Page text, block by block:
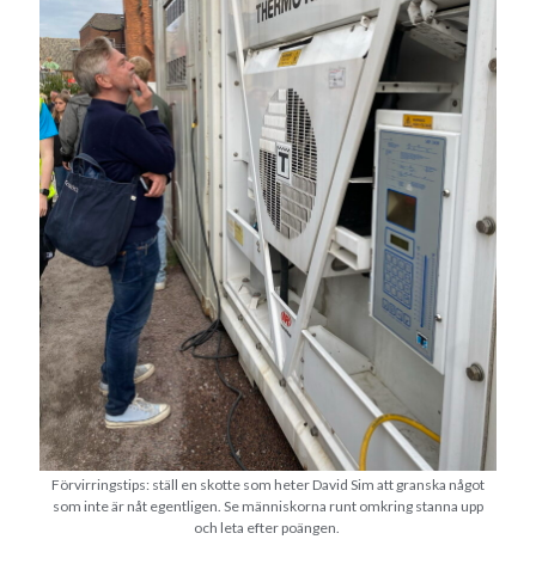
Pejpalla!
Swish: 070-8885542
Förvirringstips: ställ en skotte som heter David Sim att granska något
som inte är nåt egentligen. Se människorna runt omkring stanna upp
och leta efter poängen.